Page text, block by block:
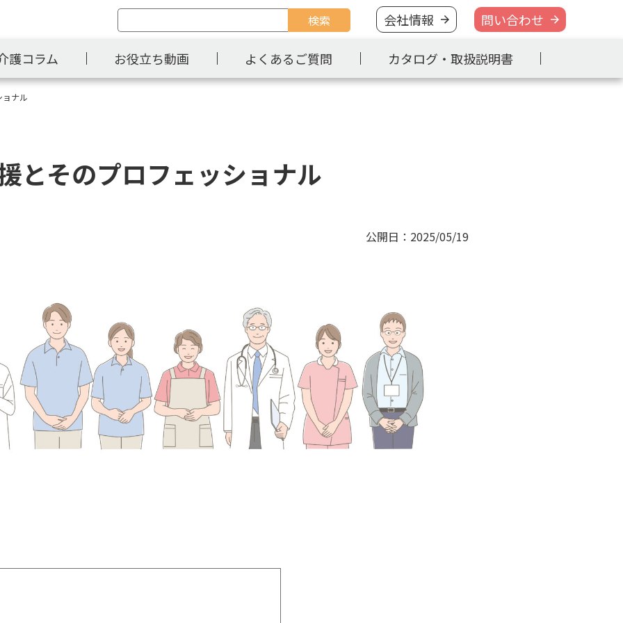
検索 会社情報 問い合わせ
護コラム お役立ち動画 よくあるご質問 カタログ・取扱説明書
ナル
そのプロフェッショナル
公開日：2025/05/19